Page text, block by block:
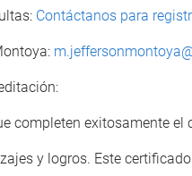
Contáctanos para
completen exitosamente
y logros. Este